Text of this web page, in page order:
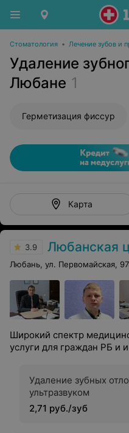
Стоматология • Лечение зубов и
Удаление
Любане 1
Герметизация фиссур
Карта
3.9 Любанская
Любань, ул. Первомайская,
Широкий спектр
услуги для граждан РБ и
Удаление зубных
ультразвуком
2,71 руб./зуб